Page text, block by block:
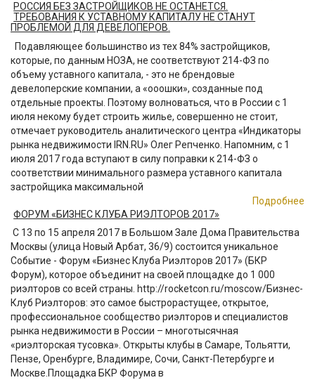
РОССИЯ БЕЗ ЗАСТРОЙЩИКОВ НЕ ОСТАНЕТСЯ.
ТРЕБОВАНИЯ К УСТАВНОМУ КАПИТАЛУ НЕ СТАНУТ
ПРОБЛЕМОЙ ДЛЯ ДЕВЕЛОПЕРОВ.
Подавляющее большинство из тех 84% застройщиков,
которые, по данным НОЗА, не соответствуют 214-ФЗ по
объему уставного капитала, - это не брендовые
девелоперские компании, а «ооошки», созданные под
отдельные проекты. Поэтому волноваться, что в России с 1
июля некому будет строить жилье, совершенно не стоит,
отмечает руководитель аналитического центра «Индикаторы
рынка недвижимости IRN.RU» Олег Репченко. Напомним, с 1
июля 2017 года вступают в силу поправки к 214-ФЗ о
соответствии минимального размера уставного капитала
застройщика максимальной
Подробнее
ФОРУМ «БИЗНЕС КЛУБА РИЭЛТОРОВ 2017»
С 13 по 15 апреля 2017 в Большом Зале Дома Правительства
Москвы (улица Новый Арбат, 36/9) состоится уникальное
Событие - Форум «Бизнес Клуба Риэлторов 2017» (БКР
Форум), которое объединит на своей площадке до 1 000
риэлторов со всей страны. http://rocketcon.ru/moscow/Бизнес-
Клуб Риэлторов: это самое быстрорастущее, открытое,
профессиональное сообщество риэлторов и специалистов
рынка недвижимости в России – многотысячная
«риэлторская тусовка». Открыты клубы в Самаре, Тольятти,
Пензе, Оренбурге, Владимире, Сочи, Санкт-Петербурге и
Москве.Площадка БКР Форума в